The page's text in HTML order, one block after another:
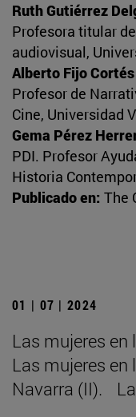
Ruth Gutiérrez
Profesora titular
audiovisual,
Alberto Fijo Cortés
Profesor de
Cine, Universidad
Gema Pérez
PDI. Profesor
Historia
Publicado en: The
01 | 07 | 2024
Las mujeres en
Las mujeres en
Navarra (II).